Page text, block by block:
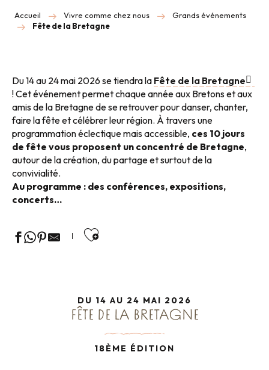
Accueil Vivre comme chez nous
Grands événements
Fête de la Bretagne
Du 14 au 24 mai 2026 se tiendra la Fête de la Bretagne
! Cet événement permet chaque année aux Bretons et aux
amis de la Bretagne de se retrouver pour danser, chanter,
faire la fête et célébrer leur région. À travers une
programmation éclectique mais accessible, ces 10 jours
de fête vous proposent un concentré de Bretagne,
autour de la création, du partage et surtout de la
convivialité.
Au programme : des conférences, expositions,
concerts…
Ajouter aux favoris
DU 14 AU 24 MAI 2026
FÊTE DE LA BRETAGNE
18ÈME ÉDITION